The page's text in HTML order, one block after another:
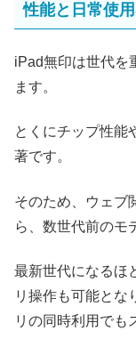
性能と日常使
iPad無印は世代を
ます。
とくにチップ性能
著です。
そのため、ウェブ
ら、数世代前のモ
最新世代になるほ
リ操作も可能とな
リの同時利用でも